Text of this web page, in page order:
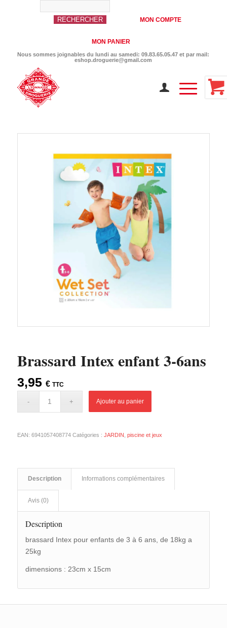
MON COMPTE
MON PANIER
Nous sommes joignables du lundi au samedi: 09.83.65.05.47 et par mail:
eshop.droguerie@gmail.com
Brassard Intex enfant 3-6ans
3,95 € TTC
Ajouter au panier
EAN: 6941057408774 Catégories : JARDIN piscine et jeux
Description Informations complémentaires
Avis (0)
Description
brassard Intex pour enfants de 3 à 6 ans, de 18kg a
25kg
dimensions : 23cm x 15cm